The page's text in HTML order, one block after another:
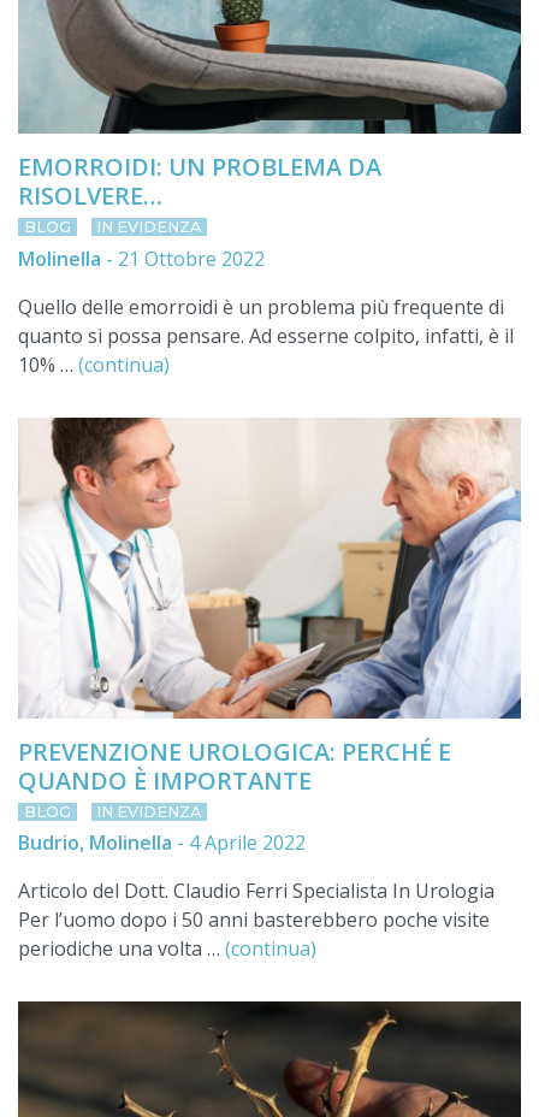
EMORROIDI: UN PROBLEMA DA
RISOLVERE…
BLOG IN EVIDENZA
Molinella - 21 Ottobre 2022
Quello delle emorroidi è un problema più frequente di
quanto si possa pensare. Ad esserne colpito, infatti, è il
10% … (continua)
PREVENZIONE UROLOGICA: PERCHÉ E
QUANDO È IMPORTANTE
BLOG IN EVIDENZA
Budrio, Molinella - 4 Aprile 2022
Articolo del Dott. Claudio Ferri Specialista In Urologia
Per l’uomo dopo i 50 anni basterebbero poche visite
periodiche una volta … (continua)
Hai mai usufruito dei nostri servizi? Come ti sei
trovato?
Facci sapere com'è andata la tua esperienza presso i
nostri Poliambulatori!
Grazie alla tua recensione potremmo far conoscere a
LASCIA UNA RECENSIONE